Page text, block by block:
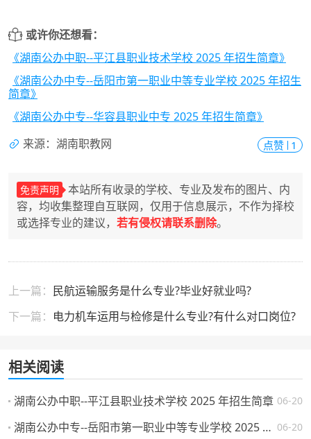
或许你还想看：
《湖南公办中职--平江县职业技术学校 2025 年招生简章》
《湖南公办中专--岳阳市第一职业中等专业学校 2025 年招生
简章》
《湖南公办中专--华容县职业中专 2025 年招生简章》
来源：湖南职教网
点赞 1
免责声明
本站所有收录的学校、专业及发布的图片、内
容，均收集整理自互联网，仅用于信息展示，不作为择校
或选择专业的建议， 若有侵权请联系删除。
上一篇： 民航运输服务是什么专业?毕业好就业吗?
下一篇： 电力机车运用与检修是什么专业?有什么对口岗位?
相关阅读
06-20
湖南公办中职--平江县职业技术学校 2025 年招生简章
06-20
湖南公办中专--岳阳市第一职业中等专业学校 2025 年招生简章